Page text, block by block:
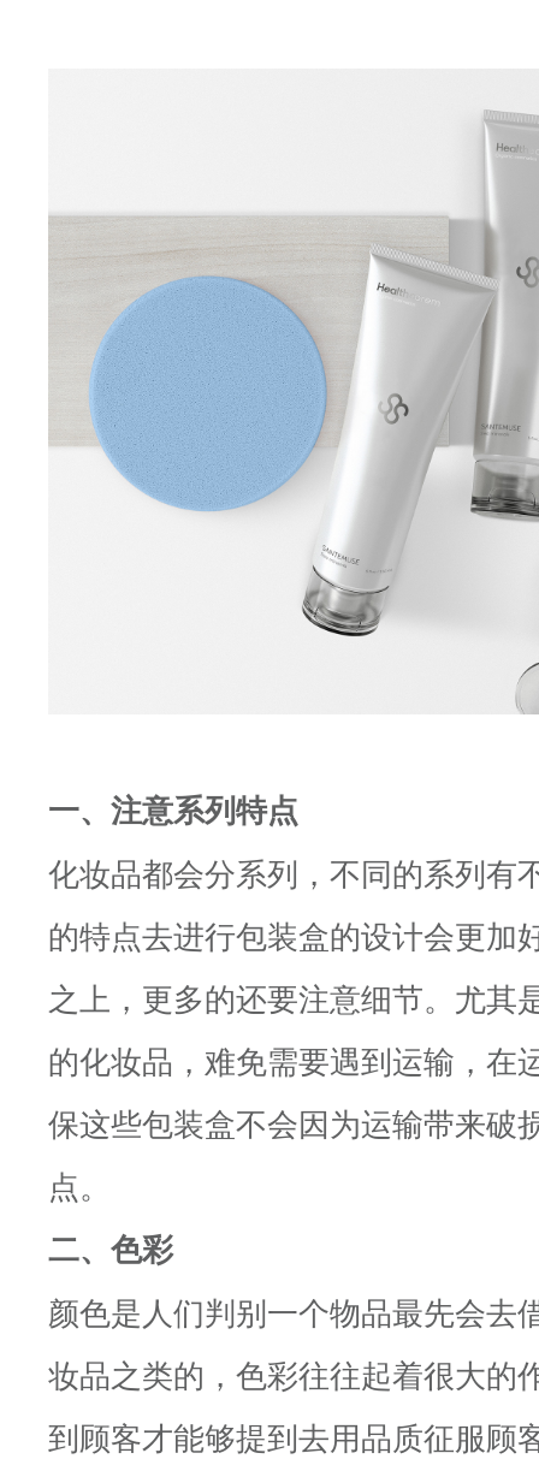
一、注意系列特点
化妆品都会分系列，不同的系列有
的特点去进行包装盒的设计会更加
之上，更多的还要注意细节。尤其
的化妆品，难免需要遇到运输，在
保这些包装盒不会因为运输带来破
点。
二、色彩
颜色是人们判别一个物品最先会去
妆品之类的，色彩往往起着很大的
到顾客才能够提到去用品质征服顾